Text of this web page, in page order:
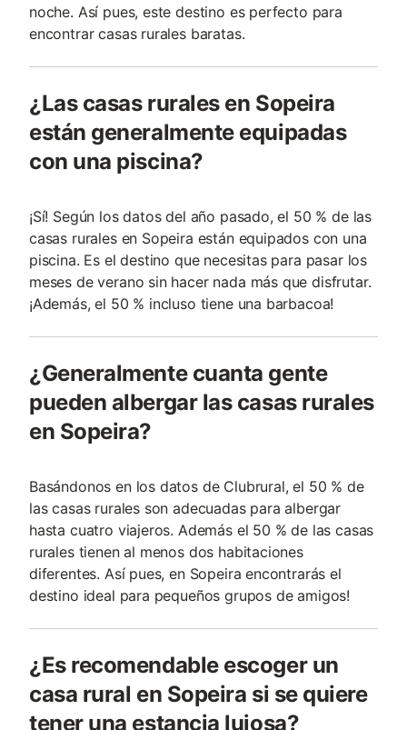
noche. Así pues, este destino es perfecto para
encontrar casas rurales baratas.
¿Las casas rurales en Sopeira
están generalmente equipadas
con una piscina?
¡Sí! Según los datos del año pasado, el 50 % de las
casas rurales en Sopeira están equipados con una
piscina. Es el destino que necesitas para pasar los
meses de verano sin hacer nada más que disfrutar.
¡Además, el 50 % incluso tiene una barbacoa!
¿Generalmente cuanta gente
pueden albergar las casas rurales
en Sopeira?
Basándonos en los datos de Clubrural, el 50 % de
las casas rurales son adecuadas para albergar
hasta cuatro viajeros. Además el 50 % de las casas
rurales tienen al menos dos habitaciones
diferentes. Así pues, en Sopeira encontrarás el
destino ideal para pequeños grupos de amigos!
¿Es recomendable escoger un
casa rural en Sopeira si se quiere
tener una estancia lujosa?